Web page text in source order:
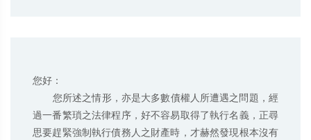
您好：
過一番繁瑣之法律程序，好不容易取得了執行名義，正尋
思要趕緊強制執行債務人之財產時，才赫然發現根本沒有